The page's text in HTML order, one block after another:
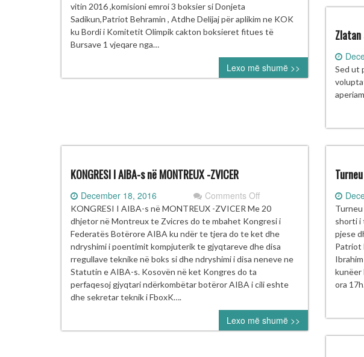
dhe
KON
vitin 2016 ,komisioni emroi 3 boksier si Donjeta
Sadikun,Patriot Behramin , Atdhe Delijaj për aplikim ne KOK
ku Bordi i Komitetit Olimpik cakton boksieret fitues të
Bursave 1 vjeqare nga…
Lexo më shumë >>
Sed ut
KONGRESI I AIBA-s në MONTREUX -ZVICER
December 18, 2016 Comments Offon
KONGRESI
I
AIBA-
s
në
-
KONGRESI I AIBA-s në MONTREUX -ZVICER Me 20
dhjetor në Montreux te Zvicres do te mbahet Kongresi i
Federatës Botërore AIBA ku ndër te tjera do te ket dhe
ndryshimi i poentimit kompjuterik te gjyqtareve dhe disa
rregullave teknike në boks si dhe ndryshimi i disa neneve ne
Statutin e AIBA-s. Kosovën në ket Kongres do ta
perfaqesoj gjyqtari ndërkombëtar botëror AIBA i cili eshte
dhe sekretar teknik i FboxK….
Lexo më shumë >>
shorti i
pjese
Patriot
kunëer
ora